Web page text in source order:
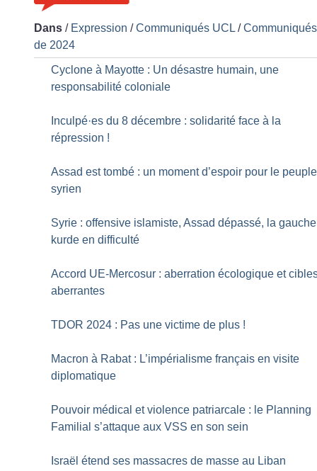
Dans / Expression /Communiqués UCL /Communiqués
de 2024
Cyclone à Mayotte : Un désastre humain, une
responsabilité coloniale
Inculpé·es du 8 décembre : solidarité face à la
répression !
Assad est tombé : un moment d’espoir pour le peuple
syrien
Syrie : offensive islamiste, Assad dépassé, la gauche
kurde en difficulté
Accord UE-Mercosur : aberration écologique et
aberrantes
TDOR 2024 : Pas une victime de plus !
Macron à Rabat : L’impérialisme français en visite
diplomatique
Pouvoir médical et violence patriarcale : le Planning
Familial s’attaque aux VSS en son sein
Israël étend ses massacres de masse au Liban